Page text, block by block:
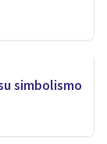
simbolismo